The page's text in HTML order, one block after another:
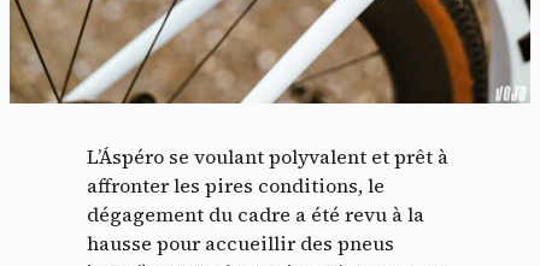
L’Áspéro se voulant polyvalent et prêt à
affronter les pires conditions, le
dégagement du cadre a été revu à la
hausse pour accueillir des pneus